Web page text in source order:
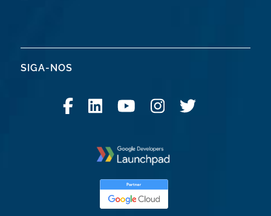
SIGA-NOS